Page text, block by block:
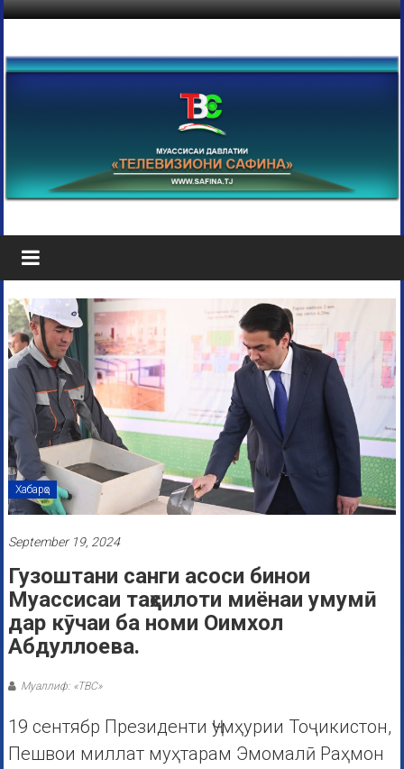
Хабарҳо
September 19, 2024
Гузоштани санги асоси бинои
Муассисаи таҳсилоти миёнаи умумӣ
дар кӯчаи ба номи Оимхол
Абдуллоева.
Муаллиф: «ТВС»
19 сентябр Президенти Ҷумҳурии Тоҷикистон,
Пешвои миллат муҳтарам Эмомалӣ Раҳмон